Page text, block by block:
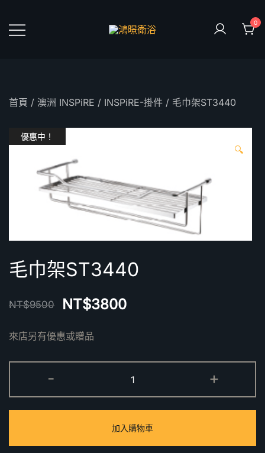
content
0
首頁 / 澳洲 INSPiRE / INSPiRE-掛件 / 毛巾架ST3440
優惠中！
🔍
毛巾架ST3440
NT$9500 NT$3800
來店另有優惠或贈品
-
巾
架
數
量
+
加入購物車